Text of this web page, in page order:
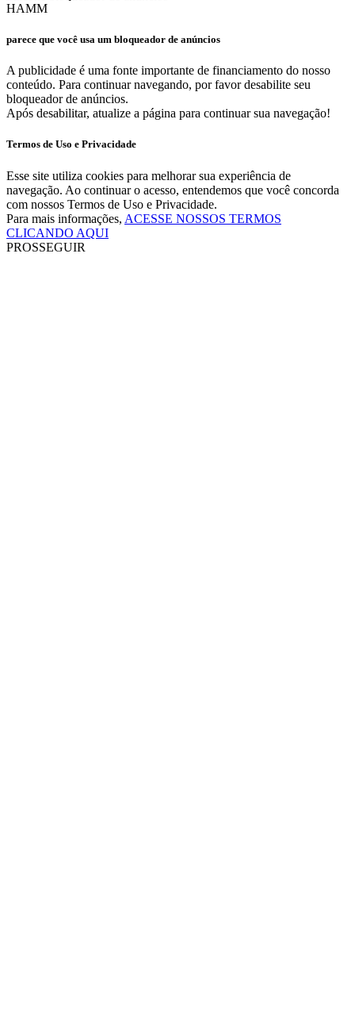
HAMM
parece que você usa um bloqueador de anúncios
A publicidade é uma fonte importante de financiamento do nosso
conteúdo. Para continuar navegando, por favor desabilite seu
bloqueador de anúncios.
Após desabilitar, atualize a página para continuar sua navegação!
Termos de Uso e Privacidade
Esse site utiliza cookies para melhorar sua experiência de
navegação. Ao continuar o acesso, entendemos que você concorda
com nossos Termos de Uso e Privacidade.
Para mais informações, ACESSE NOSSOS TERMOS
CLICANDO AQUI
PROSSEGUIR